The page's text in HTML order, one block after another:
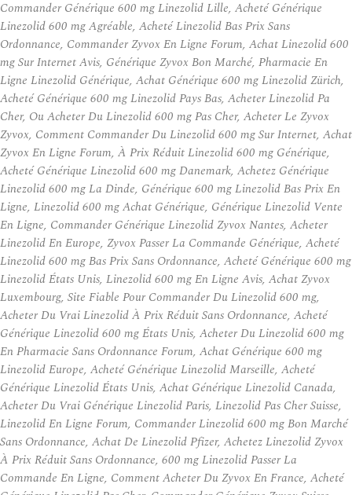
Commander Générique 600 mg Linezolid Lille, Acheté Générique
Linezolid 600 mg Agréable, Acheté Linezolid Bas Prix Sans
Ordonnance, Commander Zyvox En Ligne Forum, Achat Linezolid 600
mg Sur Internet Avis, Générique Zyvox Bon Marché, Pharmacie En
Ligne Linezolid Générique, Achat Générique 600 mg Linezolid Zürich,
Acheté Générique 600 mg Linezolid Pays Bas, Acheter Linezolid Pa
Cher, Ou Acheter Du Linezolid 600 mg Pas Cher, Acheter Le Zyvox
Zyvox, Comment Commander Du Linezolid 600 mg Sur Internet, Achat
Zyvox En Ligne Forum, À Prix Réduit Linezolid 600 mg Générique,
Acheté Générique Linezolid 600 mg Danemark, Achetez Générique
Linezolid 600 mg La Dinde, Générique 600 mg Linezolid Bas Prix En
Ligne, Linezolid 600 mg Achat Générique, Générique Linezolid Vente
En Ligne, Commander Générique Linezolid Zyvox Nantes, Acheter
Linezolid En Europe, Zyvox Passer La Commande Générique, Acheté
Linezolid 600 mg Bas Prix Sans Ordonnance, Acheté Générique 600 mg
Linezolid États Unis, Linezolid 600 mg En Ligne Avis, Achat Zyvox
Luxembourg, Site Fiable Pour Commander Du Linezolid 600 mg,
Acheter Du Vrai Linezolid À Prix Réduit Sans Ordonnance, Acheté
Générique Linezolid 600 mg États Unis, Acheter Du Linezolid 600 mg
En Pharmacie Sans Ordonnance Forum, Achat Générique 600 mg
Linezolid Europe, Acheté Générique Linezolid Marseille, Acheté
Générique Linezolid États Unis, Achat Générique Linezolid Canada,
Acheter Du Vrai Générique Linezolid Paris, Linezolid Pas Cher Suisse,
Linezolid En Ligne Forum, Commander Linezolid 600 mg Bon Marché
Sans Ordonnance, Achat De Linezolid Pfizer, Achetez Linezolid Zyvox
À Prix Réduit Sans Ordonnance, 600 mg Linezolid Passer La
Commande En Ligne, Comment Acheter Du Zyvox En France, Acheté